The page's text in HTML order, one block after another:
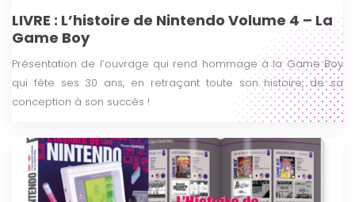
LIVRE : L’histoire de Nintendo Volume 4 – La
Game Boy
Présentation de l’ouvrage qui rend hommage à la Game Boy
qui fête ses 30 ans, en retraçant toute son histoire, de sa
conception à son succès !